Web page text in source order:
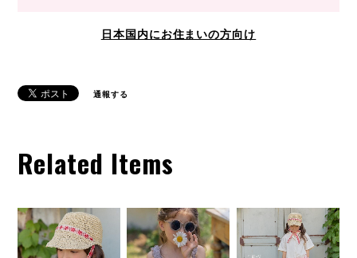
日本国内にお住まいの方向け
通報する
Related Items